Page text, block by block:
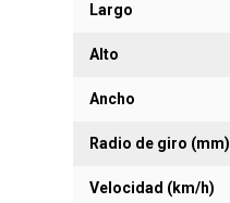
Largo
Alto
Ancho
Radio de giro (mm)
Velocidad (km/h)